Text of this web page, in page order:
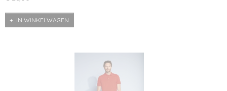
IN WINKELWAGEN